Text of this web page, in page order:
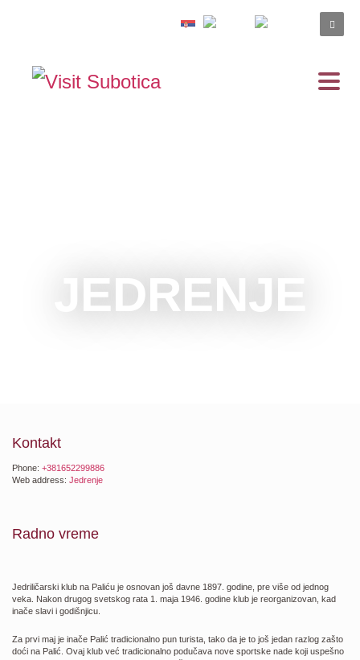
JEDRENJE
Kontakt
Phone: +381652299886
Web address: Jedrenje
Radno vreme
Jedriličarski klub na Paliću je osnovan još davne 1897. godine, pre više od jednog
veka. Nakon drugog svetskog rata 1. maja 1946. godine klub je reorganizovan, kad
inače slavi i godišnjicu.
Za prvi maj je inače Palić tradicionalno pun turista, tako da je to još jedan razlog zašto
doći na Palić. Ovaj klub već tradicionalno podučava nove sportske nade koji uspešno